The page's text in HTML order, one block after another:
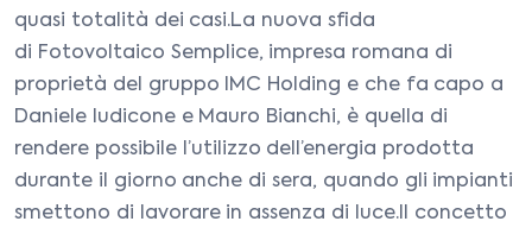
quasi totalità dei casi.La nuova sfida
di Fotovoltaico Semplice, impresa romana di
proprietà del gruppo IMC Holding e che fa capo a
Daniele Iudicone e Mauro Bianchi, è quella di
rendere possibile l’utilizzo dell’energia prodotta
durante il giorno anche di sera, quando gli impianti
smettono di lavorare in assenza di luce.Il concetto